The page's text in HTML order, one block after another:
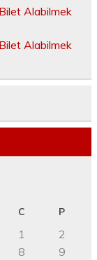
Alabilmek
Alabilmek
C P
1
2
8
9